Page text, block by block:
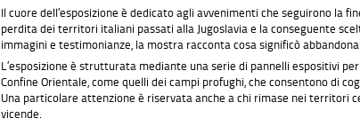
Il cuore dell’esposizione è dedicato agli avvenimenti che seguirono la
perdita dei territori italiani passati alla Jugoslavia e la conseguente
immagini e testimonianze, la mostra racconta cosa significò
L’esposizione è strutturata mediante una serie di pannelli espositivi
Confine Orientale, come quelli dei campi profughi, che consentono di
Una particolare attenzione è riservata anche a chi rimase nei territori
vicende.